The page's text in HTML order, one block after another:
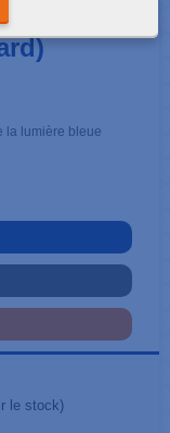
la lumière bleue
le stock)